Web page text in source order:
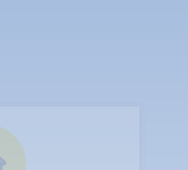
der Kleinstadt